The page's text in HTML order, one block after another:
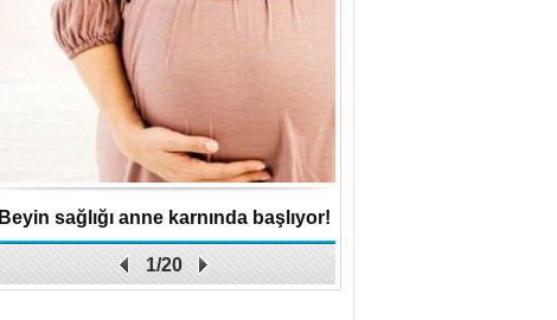
Beyin sağlığı anne karnında başlıyor!
1/20